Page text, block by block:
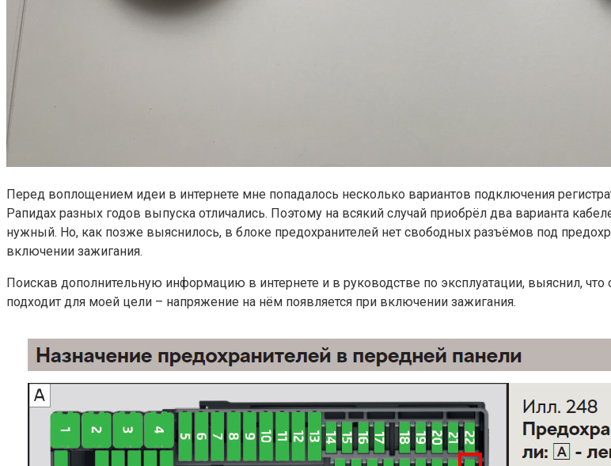
Перед воплощением идеи в интернете мне попадалось несколько вариантов подключения
Рапидах разных годов выпуска отличались. Поэтому на всякий случай приобрёл два варианта
нужный. Но, как позже выяснилось, в блоке предохранителей нет свободных разъёмов под
включении зажигания.
Поискав дополнительную информацию в интернете и в руководстве по эксплуатации, выяснил,
подходит для моей цели – напряжение на нём появляется при включении зажигания.